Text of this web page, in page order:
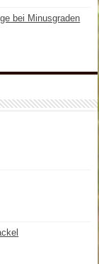
bei Minusgraden